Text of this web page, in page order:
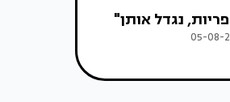
נגדל אותן"
05-08-